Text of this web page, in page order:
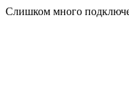
Слишком много